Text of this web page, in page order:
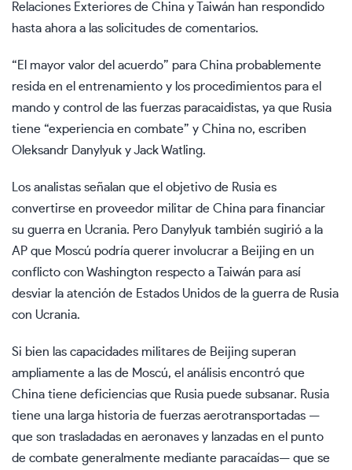
Relaciones Exteriores de China y Taiwán han respondido
hasta ahora a las solicitudes de comentarios.
“El mayor valor del acuerdo” para China probablemente
resida en el entrenamiento y los procedimientos para el
mando y control de las fuerzas paracaidistas, ya que Rusia
tiene “experiencia en combate” y China no, escriben
Oleksandr Danylyuk y Jack Watling.
Los analistas señalan que el objetivo de Rusia es
convertirse en proveedor militar de China para financiar
su guerra en Ucrania. Pero Danylyuk también sugirió a la
AP que Moscú podría querer involucrar a Beijing en un
conflicto con Washington respecto a Taiwán para así
desviar la atención de Estados Unidos de la guerra de Rusia
con Ucrania.
Si bien las capacidades militares de Beijing superan
ampliamente a las de Moscú, el análisis encontró que
China tiene deficiencias que Rusia puede subsanar. Rusia
tiene una larga historia de fuerzas aerotransportadas —
que son trasladadas en aeronaves y lanzadas en el punto
de combate generalmente mediante paracaídas— que se